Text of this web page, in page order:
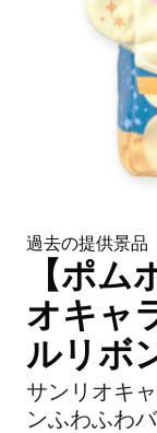
過去の提供景品
【ポ
オキャ
ルリボ
サンリオキ
ンふわふわ